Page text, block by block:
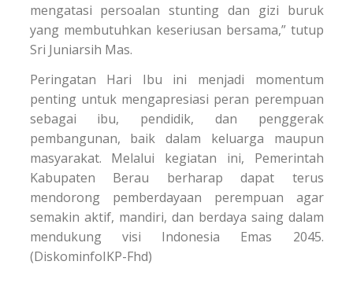
mengatasi persoalan stunting dan gizi buruk
yang membutuhkan keseriusan bersama,” tutup
Sri Juniarsih Mas.
Peringatan Hari Ibu ini menjadi momentum
penting untuk mengapresiasi peran perempuan
sebagai ibu, pendidik, dan penggerak
pembangunan, baik dalam keluarga maupun
masyarakat. Melalui kegiatan ini, Pemerintah
Kabupaten Berau berharap dapat terus
mendorong pemberdayaan perempuan agar
semakin aktif, mandiri, dan berdaya saing dalam
mendukung visi Indonesia Emas 2045.
(DiskominfoIKP-Fhd)